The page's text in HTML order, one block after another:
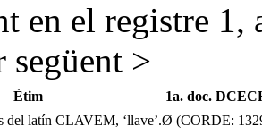
en el registre 1,
següent >
Ètim
1a. doc.
del latín CLAVEM, ‘llave’.Ø (CORDE: